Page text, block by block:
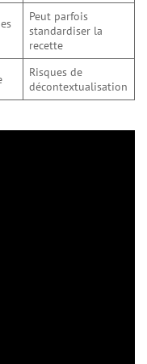
Peut parfois
standardiser la
recette
Risques de
décontextualisation